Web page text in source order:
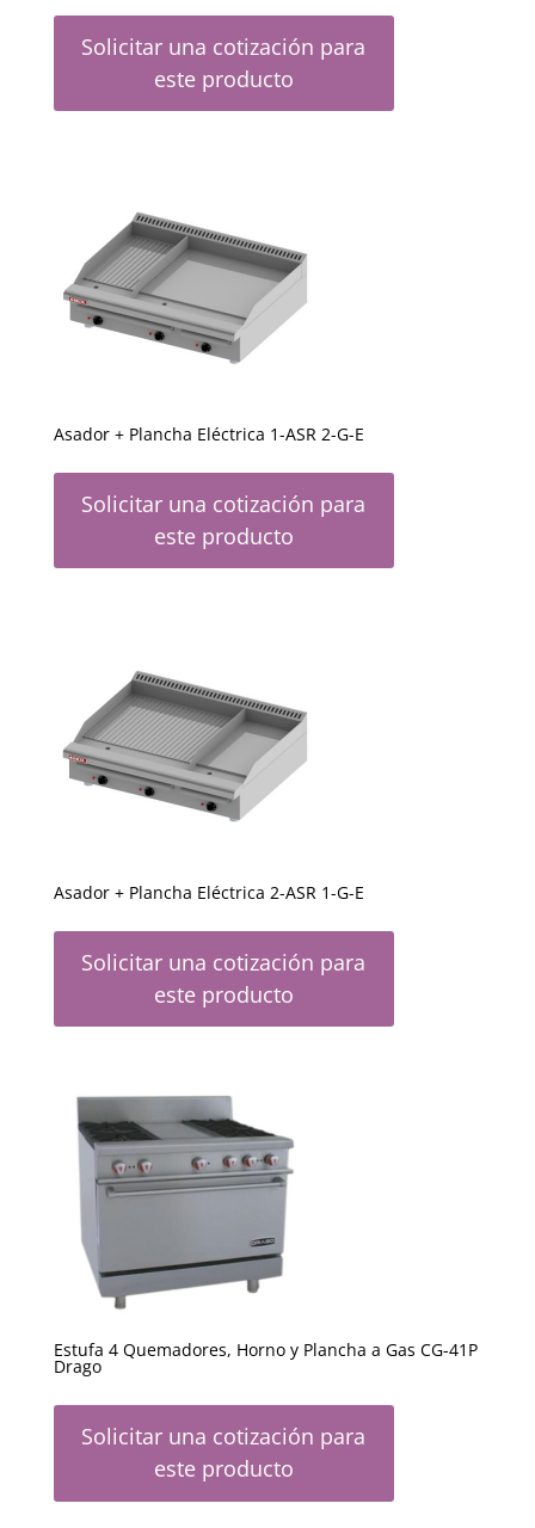
Solicitar una cotización para
este producto
Asador + Plancha Eléctrica 1-ASR 2-G-E
Solicitar una cotización para
este producto
Asador + Plancha Eléctrica 2-ASR 1-G-E
Solicitar una cotización para
este producto
Estufa 4 Quemadores, Horno y Plancha a Gas CG-41P
Drago
Solicitar una cotización para
este producto